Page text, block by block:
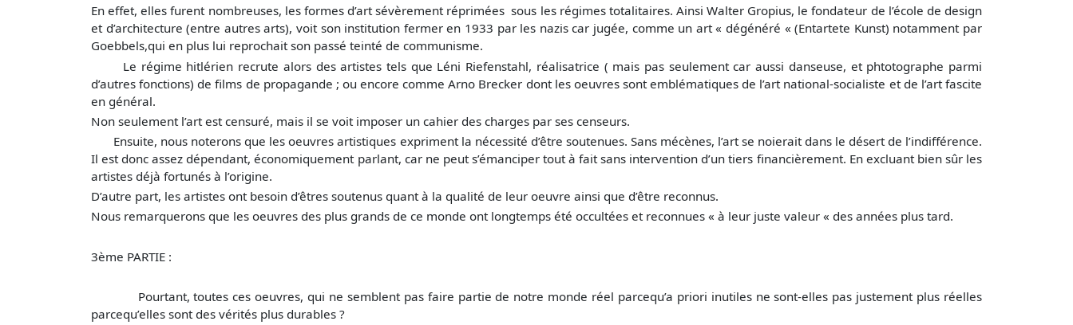
En effet, elles furent nombreuses, les formes d’art sévèrement réprimées sous les régimes totalitaires. Ainsi Walter Gropius, le fondateur de l’école de design
et d’architecture (entre autres arts), voit son institution fermer en 1933 par les nazis car jugée, comme un art « dégénéré « (Entartete Kunst) notamment par
Goebbels,qui en plus lui reprochait son passé teinté de communisme.
Le régime hitlérien recrute alors des artistes tels que Léni Riefenstahl, réalisatrice ( mais pas seulement car aussi danseuse, et phtotographe parmi
d’autres fonctions) de films de propagande ; ou encore comme Arno Brecker dont les oeuvres sont emblématiques de l’art national-socialiste et de l’art fascite
en général.
Non seulement l’art est censuré, mais il se voit imposer un cahier des charges par ses censeurs.
Ensuite, nous noterons que les oeuvres artistiques expriment la nécessité d’être soutenues. Sans mécènes, l’art se noierait dans le désert de l’indifférence.
Il est donc assez dépendant, économiquement parlant, car ne peut s’émanciper tout à fait sans intervention d’un tiers financièrement. En excluant bien sûr les
artistes déjà fortunés à l’origine.
D’autre part, les artistes ont besoin d’êtres soutenus quant à la qualité de leur oeuvre ainsi que d’être reconnus.
Nous remarquerons que les oeuvres des plus grands de ce monde ont longtemps été occultées et reconnues « à leur juste valeur « des années plus tard.
3ème PARTIE :
Pourtant, toutes ces oeuvres, qui ne semblent pas faire partie de notre monde réel parcequ’a priori inutiles ne sont-elles pas justement plus réelles
parcequ’elles sont des vérités plus durables ?